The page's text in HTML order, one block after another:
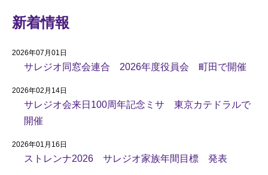
新着情報
2026年07月01日
サレジオ同窓会連合 2026年度役員会 町田で開催
2026年02月14日
サレジオ会来日100周年記念ミサ 東京カテドラルで
開催
2026年01月16日
ストレンナ2026 サレジオ家族年間目標 発表